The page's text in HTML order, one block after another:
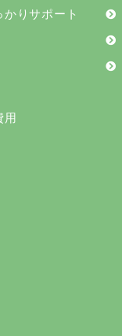
2024年6月
2024年5月
りサポート
用